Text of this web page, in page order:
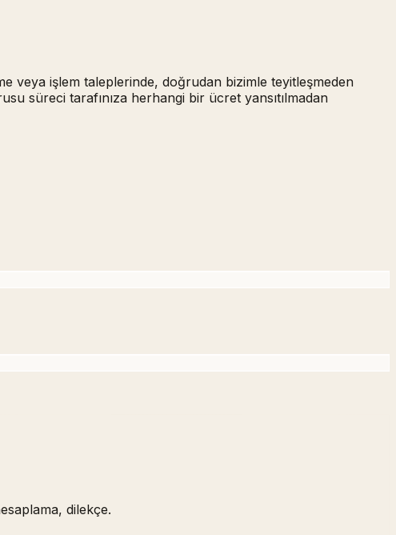
veya işlem taleplerinde, doğrudan bizimle teyitleşmeden
süreci tarafınıza herhangi bir ücret yansıtılmadan
dilekçe.